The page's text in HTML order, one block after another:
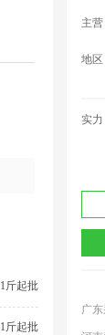
1斤起批
1斤起批
主营
地区
实力
*风